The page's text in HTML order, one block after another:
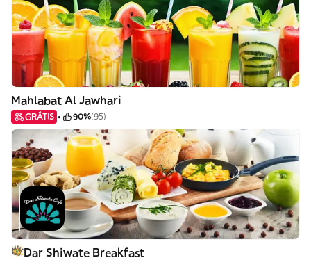
Mahlabat Al Jawhari
GRÁTIS 90%(95)
Dar Shiwate Breakfast